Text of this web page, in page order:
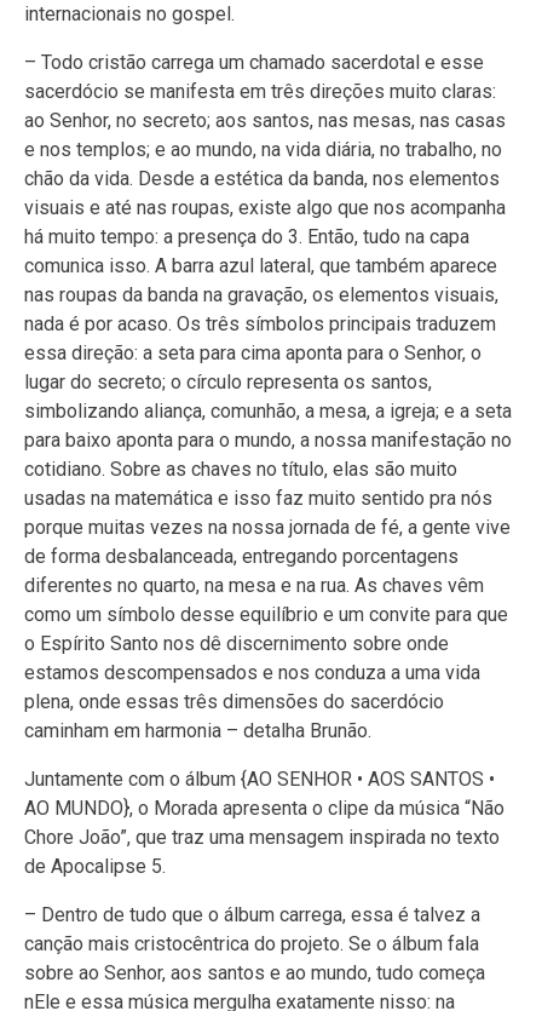
internacionais no gospel.
– Todo cristão carrega um chamado sacerdotal e esse
sacerdócio se manifesta em três direções muito claras:
ao Senhor, no secreto; aos santos, nas mesas, nas casas
e nos templos; e ao mundo, na vida diária, no trabalho, no
chão da vida. Desde a estética da banda, nos elementos
visuais e até nas roupas, existe algo que nos acompanha
há muito tempo: a presença do 3. Então, tudo na capa
comunica isso. A barra azul lateral, que também aparece
nas roupas da banda na gravação, os elementos visuais,
nada é por acaso. Os três símbolos principais traduzem
essa direção: a seta para cima aponta para o Senhor, o
lugar do secreto; o círculo representa os santos,
simbolizando aliança, comunhão, a mesa, a igreja; e a seta
para baixo aponta para o mundo, a nossa manifestação no
cotidiano. Sobre as chaves no título, elas são muito
usadas na matemática e isso faz muito sentido pra nós
porque muitas vezes na nossa jornada de fé, a gente vive
de forma desbalanceada, entregando porcentagens
diferentes no quarto, na mesa e na rua. As chaves vêm
como um símbolo desse equilíbrio e um convite para que
o Espírito Santo nos dê discernimento sobre onde
estamos descompensados e nos conduza a uma vida
plena, onde essas três dimensões do sacerdócio
caminham em harmonia – detalha Brunão.
Juntamente com o álbum {AO SENHOR • AOS SANTOS •
AO MUNDO}, o Morada apresenta o clipe da música “Não
Chore João”, que traz uma mensagem inspirada no texto
de Apocalipse 5.
– Dentro de tudo que o álbum carrega, essa é talvez a
canção mais cristocêntrica do projeto. Se o álbum fala
sobre ao Senhor, aos santos e ao mundo, tudo começa
nEle e essa música mergulha exatamente nisso: na